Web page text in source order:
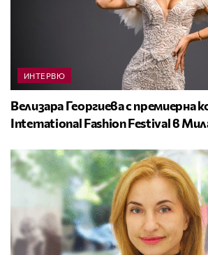
ИНТЕРВЮ
Велизара Георгиева с премиерна
International Fashion Festival в